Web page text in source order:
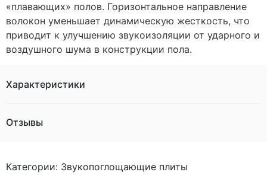
«плавающих» полов. Горизонтальное направление
волокон уменьшает динамическую жесткость, что
приводит к улучшению звукоизоляции от ударного и
воздушного шума в конструкции пола.
Характеристики
Отзывы
Категории: Звукопоглощающие плиты